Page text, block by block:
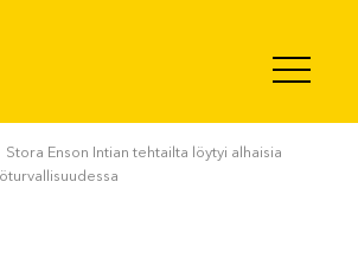
Stora Enson Intian tehtailta löytyi alhaisia